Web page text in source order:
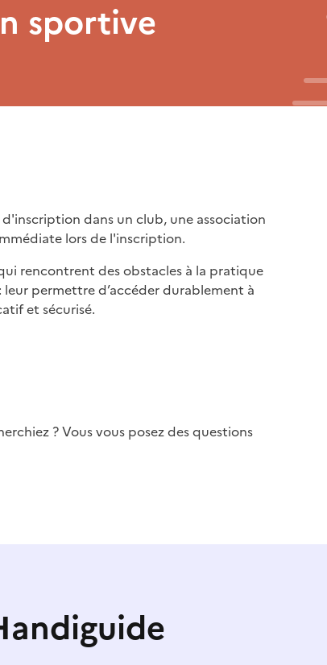
sportive
dans un club, une association
lors de l'inscription.
rencontrent des obstacles à la pratique
leur permettre d’accéder durablement à
et sécurisé.
? Vous vous posez des questions